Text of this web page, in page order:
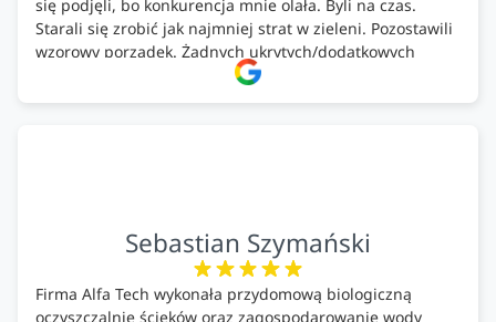
się podjęli, bo konkurencja mnie olała. Byli na czas.
Starali się zrobić jak najmniej strat w zieleni. Pozostawili
wzorowy porządek. Żadnych ukrytych/dodatkowych
kosztów. Zaskoczenie. Kontakt bardzo OK. Obsługa
pomontażowa również OK. A ich środki do oczyszczalni –
Sebastian Szymański
Firma Alfa Tech wykonała przydomową biologiczną
oczyszczalnię ścieków oraz zagospodarowanie wody